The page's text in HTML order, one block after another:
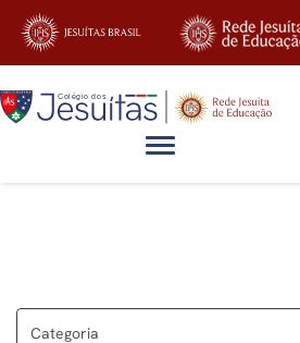
Alternar navegação